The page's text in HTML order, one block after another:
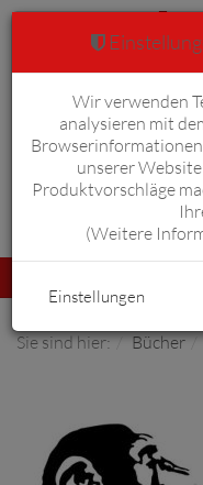
umschalten
Sie sind hier: Bücher
Wir verwenden
analysieren mit
unserer
Produktvorschläge
(Weitere
Einstellungen